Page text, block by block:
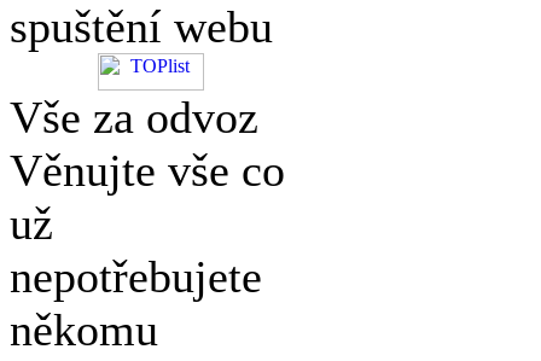
spuštění webu
Vše za odvoz
Věnujte vše co
už
nepotřebujete
někomu